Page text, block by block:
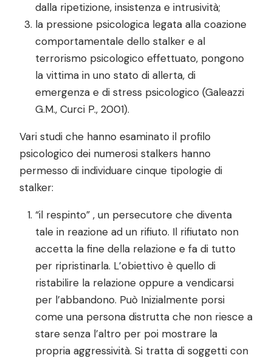
dalla ripetizione, insistenza e intrusività;
la pressione psicologica legata alla coazione
comportamentale dello stalker e al
terrorismo psicologico effettuato, pongono
la vittima in uno stato di allerta, di
emergenza e di stress psicologico (Galeazzi
G.M., Curci P., 2001).
Vari studi che hanno esaminato il profilo
psicologico dei numerosi stalkers hanno
permesso di individuare cinque tipologie di
stalker:
“il respinto” , un persecutore che diventa
tale in reazione ad un rifiuto. Il rifiutato non
accetta la fine della relazione e fa di tutto
per ripristinarla. L’obiettivo è quello di
ristabilire la relazione oppure a vendicarsi
per l’abbandono. Può Inizialmente porsi
come una persona distrutta che non riesce a
stare senza l’altro per poi mostrare la
propria aggressività. Si tratta di soggetti con